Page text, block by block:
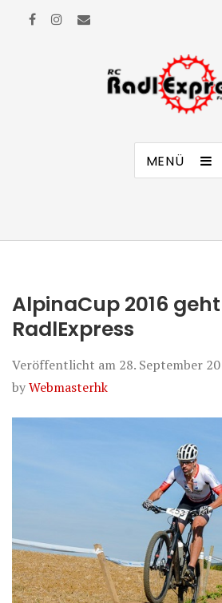
RC Radl Express
MENÜ
AlpinaCup 2016
RadlExpress
Veröffentlicht am 28. September
byWebmasterhk